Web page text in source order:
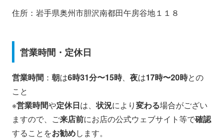
住所：岩手県奥州市胆沢南都田午房谷地１１８
営業時間・定休日
営業時間 ： 朝は6時31分〜15時、 夜は17時〜20時との
こと
※営業時間や定休日は、状況により変わる場合がござい
ますので、ご来店前にお店の公式ウェブサイト等で確認
することをお勧めします。